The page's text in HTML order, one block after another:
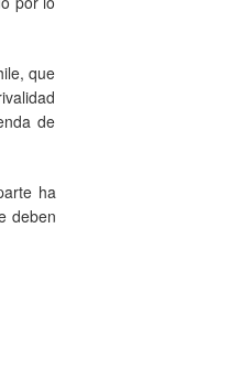
que
de
ha
deben